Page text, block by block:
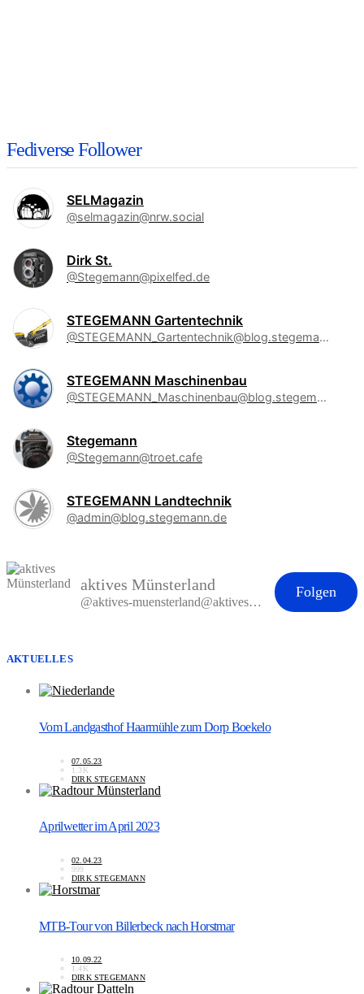
Fediverse Follower
SELMagazin
@selmagazin@nrw.social
Dirk St.
@Stegemann@pixelfed.de
STEGEMANN Gartentechnik
@STEGEMANN_Gartentechnik@blog.stegemann.de
STEGEMANN Maschinenbau
@STEGEMANN_Maschinenbau@blog.stegemann.de
Stegemann
@Stegemann@troet.cafe
STEGEMANN Landtechnik
@admin@blog.stegemann.de
aktives Münsterland
@aktives-muensterland@aktives-muensterland.de
Folgen
AKTUELLES
Vom Landgasthof Haarmühle zum Dorp Boekelo
07.05.23
1.3K
DIRK STEGEMANN
Aprilwetter im April 2023
02.04.23
999
DIRK STEGEMANN
MTB-Tour von Billerbeck nach Horstmar
10.09.22
1.4K
DIRK STEGEMANN